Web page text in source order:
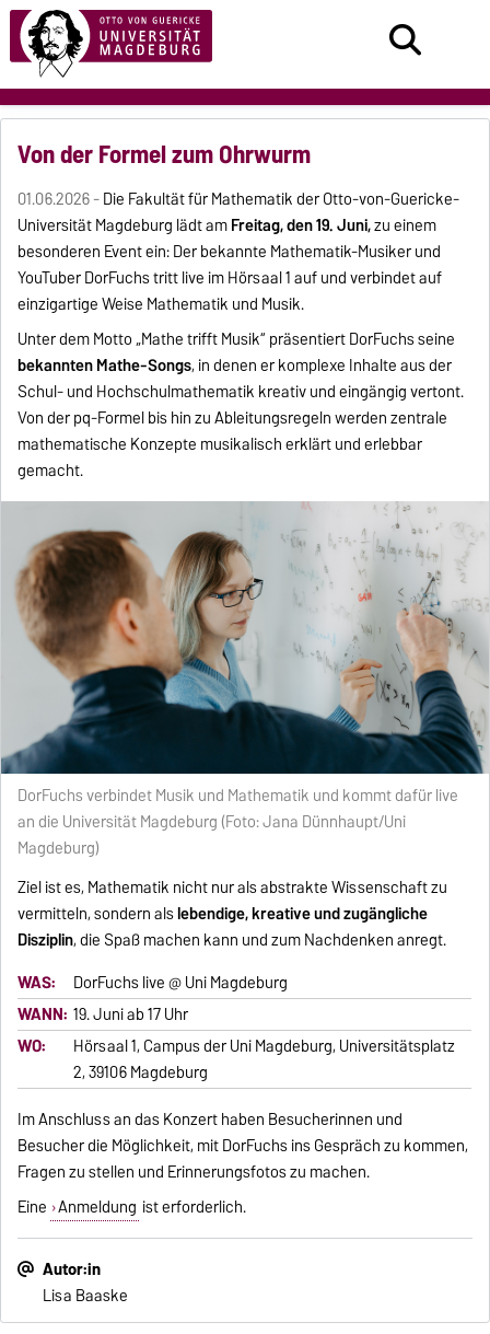
Von der Formel zum Ohrwurm
01.06.2026 -Die Fakultät für Mathematik der Otto-von-Guericke-
Universität Magdeburg lädt amFreitag, den 19. Juni,zu einem
besonderen Event ein: Der bekannte Mathematik-Musiker und
YouTuber DorFuchs tritt live im Hörsaal 1 auf und verbindet auf
einzigartige Weise Mathematik und Musik.
Unter dem Motto „Mathe trifft Musik“ präsentiert DorFuchs seine
bekannten Mathe-Songs, in denen er komplexe Inhalte aus der
Schul- und Hochschulmathematik kreativ und eingängig vertont.
Von der pq-Formel bis hin zu Ableitungsregeln werden zentrale
mathematische Konzepte musikalisch erklärt und erlebbar
gemacht.
DorFuchs verbindet Musik und Mathematik und kommt dafür live
an die Universität Magdeburg (Foto: Jana Dünnhaupt/Uni
Magdeburg)
Ziel ist es, Mathematik nicht nur als abstrakte Wissenschaft zu
vermitteln, sondern alslebendige, kreative und zugängliche
Disziplin, die Spaß machen kann und zum Nachdenken anregt.
WAS:
DorFuchs live @ Uni Magdeburg
WANN: 19. Juni ab 17 Uhr
WO:
Hörsaal 1, Campus der Uni Magdeburg, Universitätsplatz
2, 39106 Magdeburg
Im Anschluss an das Konzert haben Besucherinnen und
Besucher die Möglichkeit, mit DorFuchs ins Gespräch zu kommen,
Fragen zu stellen und Erinnerungsfotos zu machen.
Eine Anmeldung ist erforderlich.
Autor:in
Lisa Baaske